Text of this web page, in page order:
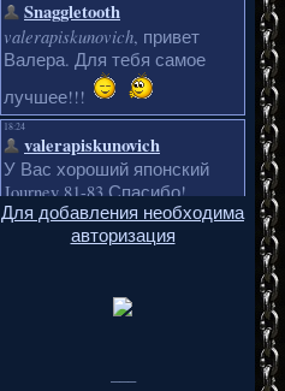
Для добавления необходима
авторизация